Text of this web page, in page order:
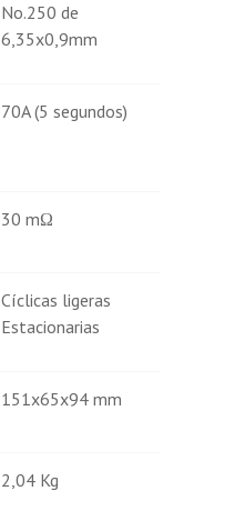
No.250 de
6,35x0,9mm
70A (5 segundos)
30 mΩ
Cíclicas ligeras
Estacionarias
151x65x94 mm
2,04 Kg